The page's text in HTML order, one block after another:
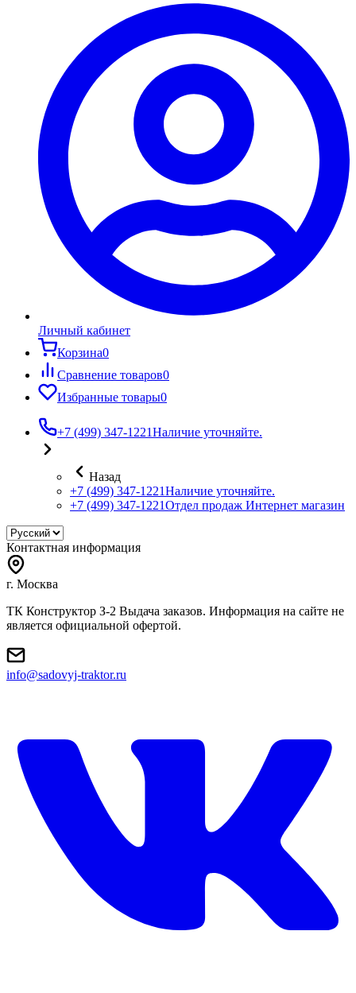
Личный кабинет
Корзина0
Сравнение товаров0
Избранные товары0
+7 (499) 347-1221Наличие уточняйте.
Назад
+7 (499) 347-1221Наличие уточняйте.
+7 (499) 347-1221Отдел продаж Интернет магазин
Контактная информация
г. Москва
ТК Конструктор З-2 Выдача заказов. Информация на сайте не
является официальной офертой.
info@sadovyj-traktor.ru